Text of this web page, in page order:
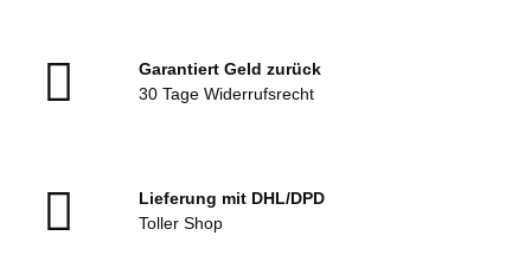
Garantiert Geld zurück
30 Tage Widerrufsrecht
Lieferung mit DHL/DPD
Toller Shop